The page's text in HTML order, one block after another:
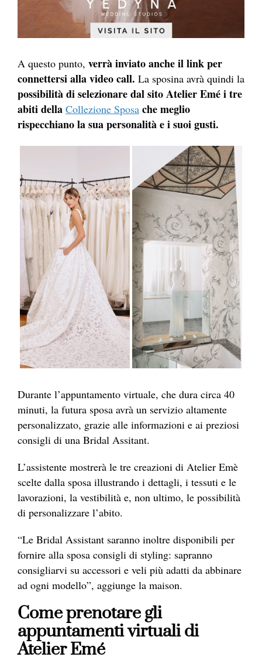
A questo punto, verrà inviato anche il link per
connettersi alla video call. La sposina avrà quindi la
possibilità di selezionare dal sito Atelier Emé i tre
abiti della Collezione Sposa che meglio
rispecchiano la sua personalità e i suoi gusti.
Durante l’appuntamento virtuale, che dura circa 40
minuti, la futura sposa avrà un servizio altamente
personalizzato, grazie alle informazioni e ai preziosi
consigli di una Bridal Assitant.
L’assistente mostrerà le tre creazioni di Atelier Emè
scelte dalla sposa illustrando i dettagli, i tessuti e le
lavorazioni, la vestibilità e, non ultimo, le possibilità
di personalizzare l’abito.
“Le Bridal Assistant saranno inoltre disponibili per
fornire alla sposa consigli di styling: sapranno
consigliarvi su accessori e veli più adatti da abbinare
ad ogni modello”, aggiunge la maison.
Come prenotare gli
appuntamenti virtuali di
Atelier Emé